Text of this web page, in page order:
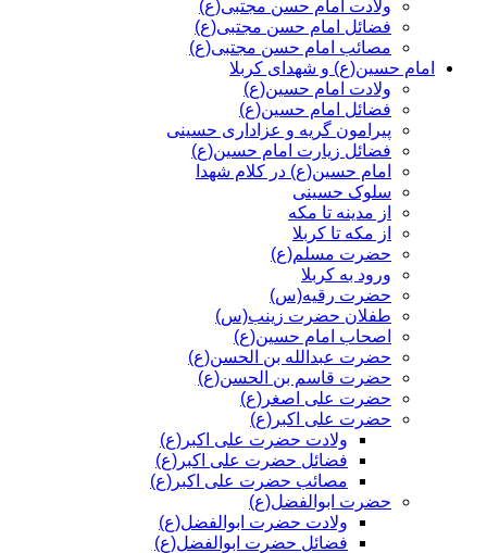
ولادت امام حسن مجتبی(ع)
فضائل امام حسن مجتبی(ع)
مصائب امام حسن مجتبی(ع)
امام حسین(ع) و شهدای کربلا
ولادت امام حسین(ع)
فضائل امام حسین(ع)
پیرامون گریه و عزاداری حسینی
فضائل زیارت امام حسین(ع)
امام حسین(ع) در کلام شهدا
سلوک حسینی
از مدینه تا مکه
از مکه تا کربلا
حضرت مسلم(ع)
ورود به کربلا
حضرت رقیه(س)
طفلان حضرت زینب(س)
اصحاب امام حسین(ع)
حضرت عبدالله بن الحسن(ع)
حضرت قاسم بن الحسن(ع)
حضرت علی اصغر(ع)
حضرت علی اکبر(ع)
ولادت حضرت علی اکبر(ع)
فضائل حضرت علی اکبر(ع)
مصائب حضرت علی اکبر(ع)
حضرت ابوالفضل(ع)
ولادت حضرت ابوالفضل(ع)
فضائل حضرت ابوالفضل(ع)